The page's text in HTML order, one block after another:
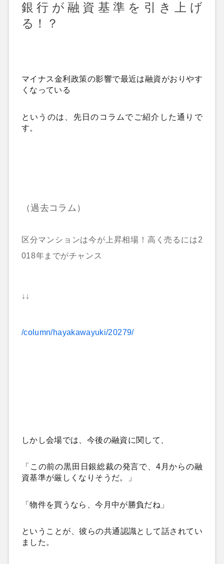
銀行が融資基準を引き上げ
る！？
マイナス金利政策の影響で最近は融資がおりやす
くなっている
というのは、先日のコラムでご紹介した通りで
す。
（過去コラム）
区分マンションは今が上昇相場！高く売るには2
018年までがチャンス
↓↓
/column/hayakawayuki/20279/
しかし会場では、今後の融資に関して、
「この前の黒田日銀総裁の発言で、4月からの融
資基準が厳しくなりそうだ。」
「物件を買うなら、今月中が勝負だね」
ということが、彼らの共通認識として話されてい
ました。